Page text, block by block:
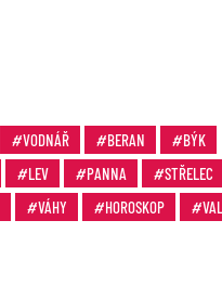
VODNÁŘ BERAN
BÝK
LEV PANNA STŘELEC
VÁHY HOROSKOP